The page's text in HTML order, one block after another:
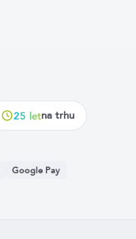
25 letna trhu
Google Pay